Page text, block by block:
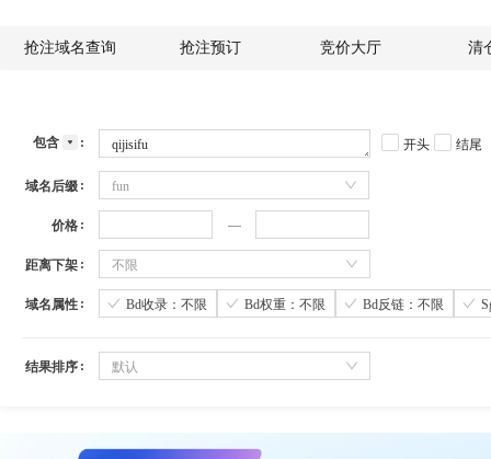
抢注域名查询 抢注预订 竞价大厅 清
包含 开头 结尾
域名后缀 fun
价格
距离下架 不限
域名属性 Bd收录：不限 Bd权重：不限 Bd反链：不限
结果排序 默认